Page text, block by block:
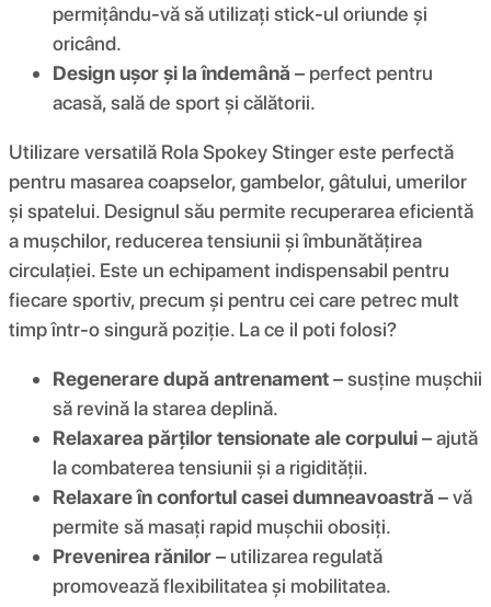
permițându-vă să utilizați stick-ul oriunde și
oricând.
Design ușor și la îndemână – perfect pentru
acasă, sală de sport și călătorii.
Utilizare versatilă Rola Spokey Stinger este perfectă
pentru masarea coapselor, gambelor, gâtului, umerilor
și spatelui. Designul său permite recuperarea eficientă
a mușchilor, reducerea tensiunii și îmbunătățirea
circulației. Este un echipament indispensabil pentru
fiecare sportiv, precum și pentru cei care petrec mult
timp într-o singură poziție. La ce il poti folosi?
Regenerare după antrenament– susține mușchii
să revină la starea deplină.
Relaxarea părților tensionate ale corpului– ajută
la combaterea tensiunii și a rigidității.
Relaxare în confortul casei dumneavoastră – vă
permite să masați rapid mușchii obosiți.
Prevenirea rănilor– utilizarea regulată
promovează flexibilitatea și mobilitatea.